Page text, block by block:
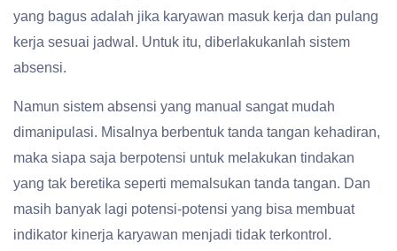
yang bagus adalah jika karyawan masuk kerja dan pulang
kerja sesuai jadwal. Untuk itu, diberlakukanlah sistem
absensi.
Namun sistem absensi yang manual sangat mudah
dimanipulasi. Misalnya berbentuk tanda tangan kehadiran,
maka siapa saja berpotensi untuk melakukan tindakan
yang tak beretika seperti memalsukan tanda tangan. Dan
masih banyak lagi potensi-potensi yang bisa membuat
indikator kinerja karyawan menjadi tidak terkontrol.